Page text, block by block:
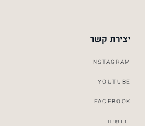
יצירת קשר
INSTAGRAM
YOUTUBE
FACEBOOK
דרושים